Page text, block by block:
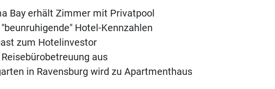
Bay erhält Zimmer mit Privatpool
Hotel-Kennzahlen
zum Hotelinvestor
aus
in Ravensburg wird zu Apartmenthaus